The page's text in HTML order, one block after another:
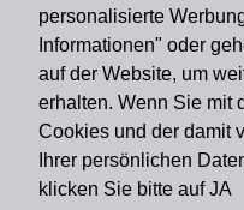
personalisierte
Informationen" oder
auf der Website, um
erhalten. Wenn Sie mit
Cookies und der damit
Ihrer persönlichen
klicken Sie bitte auf JA
Versandart
Du findest uns auch auf
Informationen